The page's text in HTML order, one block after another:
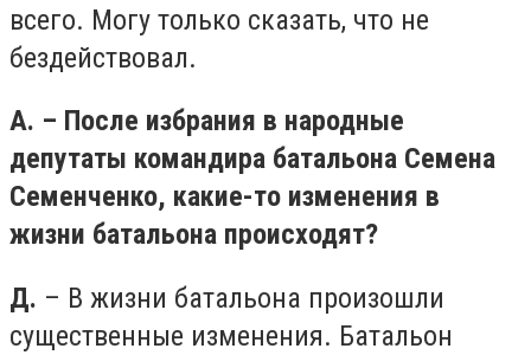
всего. Могу только сказать, что не
бездействовал.
А. – После избрания в народные
депутаты командира батальона Семена
Семенченко, какие-то изменения в
жизни батальона происходят?
Д. – В жизни батальона произошли
существенные изменения. Батальон